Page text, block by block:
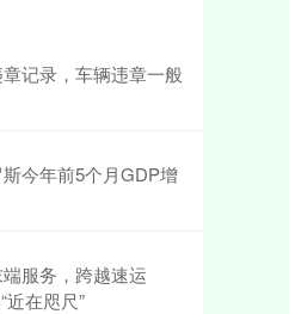
记录，车辆违章一般
今年前5个月GDP增
服务，跨越速运
在咫尺”